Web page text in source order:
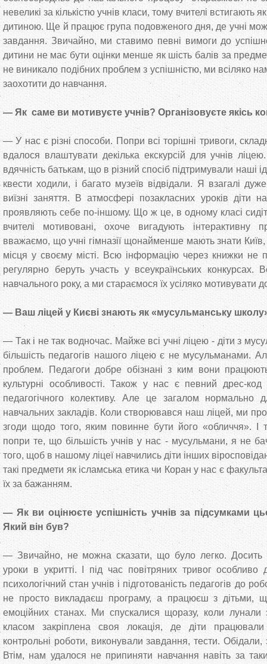
невеликі за кількістю учнів класи, тому вчителі встигають
дитиною. Ще й працює група подовженого дня, де учні
завдання. Звичайно, ми ставимо певні вимоги до
дитини не має бути оцінки менше як шість балів за
не виникало подібних проблем з успішністю, ми всіляко
заохотити до навчання.
— Як саме ви мотивуєте учнів? Організовуєте якісь
— У нас є різні способи. Попри всі торішні тривоги,
вдалося влаштувати декілька екскурсій для учнів
вдячність батькам, що в різний спосіб підтримували наші
квести ходили, і багато музеїв відвідали. Я взагалі
виїзні заняття. В атмосфері позакласних уроків діти
проявляють себе по-іншому. Що ж це, в одному класі
вчителі мотивовані, охоче вигадують інтерактивну
вважаємо, що учні гімназії щонайменше мають знати Київ,
місця у своєму місті. Всю інформацію через книжки
регулярно беруть участь у всеукраїнських конкурсах.
навчального року, а ми стараємося їх усіляко мотивувати
— Ваш ліцей у Києві знають як «мусульманську
— Так і не так водночас. Майже всі учні ліцею - діти з
більшість педагогів нашого ліцею є не мусульманами.
проблем. Педагоги добре обізнані з ким вони
культурні особливості. Також у нас є певний дрес-
педагогічного колективу. Але це загалом нормально
навчальних закладів. Коли створювався наш ліцей, ми
згоди щодо того, яким повинне бути його «обличчя». І
попри те, що більшість учнів у нас - мусульмани, я не
того, щоб в нашому ліцеї навчились діти інших
такі предмети як ісламська етика чи Коран у нас є
їх за бажанням.
— Як ви оцінюєте успішність учнів за підсумками
Який він був?
— Звичайно, не можна сказати, що було легко. Досить
уроки в укритті. І під час повітряних тривог особливо
психологічний стан учнів і підготованість педагогів до
не просто викладаєш програму, а працюєш з дітьми,
емоційних станах. Ми спускалися щоразу, коли
класом закріплена своя локація, де діти
контрольні роботи, виконували завдання, тести.
Втім, нам удалося не припиняти навчання навіть за